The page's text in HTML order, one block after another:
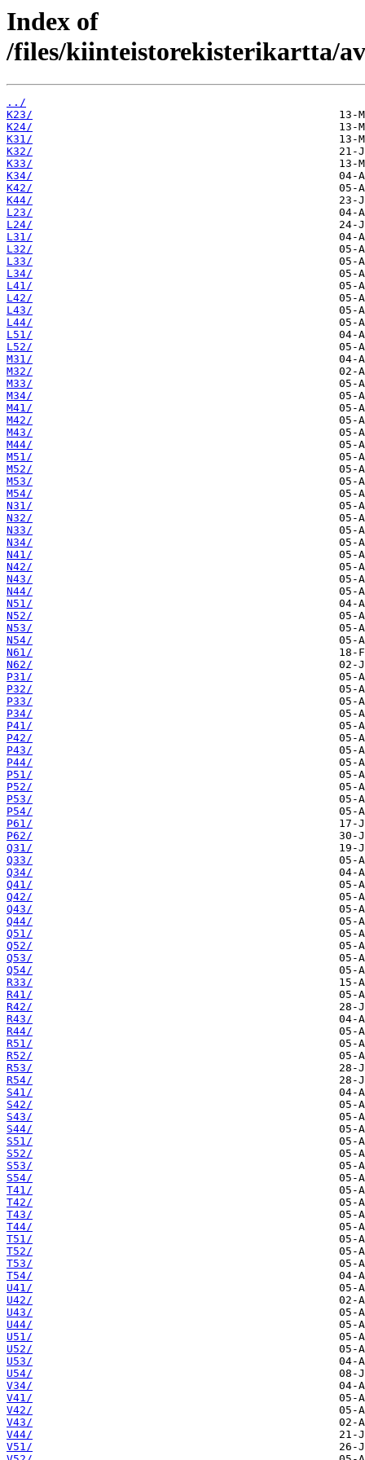
Index of
/files/kiinteistorekisterikartta/
../
K23/
K24/
K31/
K32/
K33/
K34/
K42/
K44/
L23/
L24/
L31/
L32/
L33/
L34/
L41/
L42/
L43/
L44/
L51/
L52/
M31/
M32/
M33/
M34/
M41/
M42/
M43/
M44/
M51/
M52/
M53/
M54/
N31/
N32/
N33/
N34/
N41/
N42/
N43/
N44/
N51/
N52/
N53/
N54/
N61/
N62/
P31/
P32/
P33/
P34/
P41/
P42/
P43/
P44/
P51/
P52/
P53/
P54/
P61/
P62/
Q31/
Q33/
Q34/
Q41/
Q42/
Q43/
Q44/
Q51/
Q52/
Q53/
Q54/
R33/
R41/
R42/
R43/
R44/
R51/
R52/
R53/
R54/
S41/
S42/
S43/
S44/
S51/
S52/
S53/
S54/
T41/
T42/
T43/
T44/
T51/
T52/
T53/
T54/
U41/
U42/
U43/
U44/
U51/
U52/
U53/
U54/
V34/
V41/
V42/
V43/
V44/
V51/